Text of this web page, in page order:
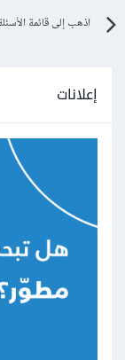
اذهب إلى قائمة الأسئلة
إعلانات